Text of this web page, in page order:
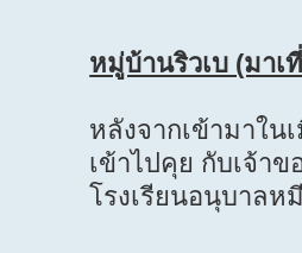
หมู่บ้านริวเบ (มาเ
หลังจากเข้ามาใน
เข้าไปคุย กับเจ้า
โรงเรียนอนุบาลห